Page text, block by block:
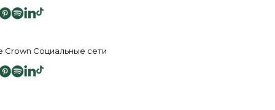
Crown Социальные сети